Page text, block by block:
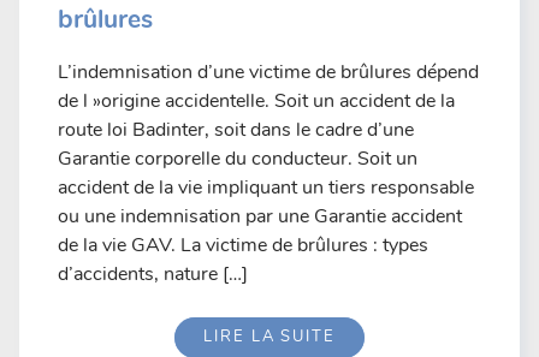
brûlures
L’indemnisation d’une victime de brûlures dépend
de l »origine accidentelle. Soit un accident de la
route loi Badinter, soit dans le cadre d’une
Garantie corporelle du conducteur. Soit un
accident de la vie impliquant un tiers responsable
ou une indemnisation par une Garantie accident
de la vie GAV. La victime de brûlures : types
d’accidents, nature […]
LIRE LA SUITE